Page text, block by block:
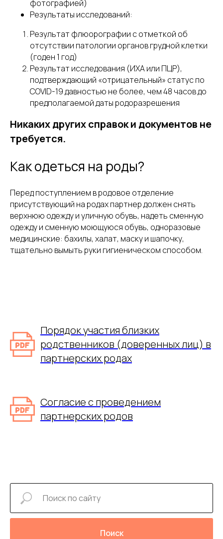
фотографией)
Результаты исследований:
Результат флюорографии с отметкой об
отсутствии патологии органов грудной клетки
(годен 1 год)
Результат исследования (ИХА или ПЦР),
подтверждающий «отрицательный» статус по
COVID-19 давностью не более, чем 48 часов до
предполагаемой даты родоразрешения
Никаких других справок и документов не
требуется.
Как одеться на роды?
Перед поступлением в родовое отделение
присутствующий на родах партнер должен снять
верхнюю одежду и уличную обувь, надеть сменную
одежду и сменную моющуюся обувь, одноразовые
медицинские: бахилы, халат, маску и шапочку,
тщательно вымыть руки гигиеническом способом.
Порядок участия близких
родственников (доверенных лиц) в
партнерских родах
Согласие с проведением
партнерских родов
Поиск